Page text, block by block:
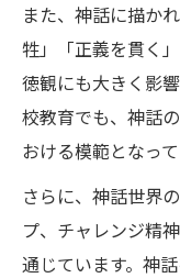
また、神話に描か
牲」「正義を貫く
徳観にも大きく影
校教育でも、神話
おける模範となって
さらに、神話世界
プ、チャレンジ精
通じています。神